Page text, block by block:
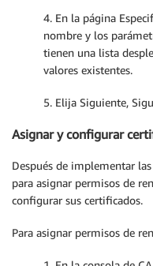
4. En la página
nombre y los
tienen una lista
valores existentes.
5. Elija Siguiente,
Asignar y configurar
Después de implementar
para asignar permisos de
configurar sus certificados.
Para asignar permisos de